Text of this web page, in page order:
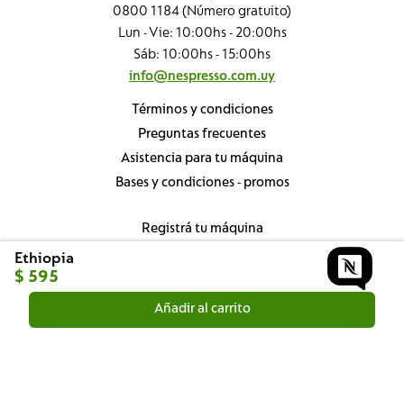
Ethiopia
$ 595
Añadir al carrito
0800 1184 (Número gratuito)
Lun - Vie: 10:00hs - 20:00hs
Sáb: 10:00hs - 15:00hs
info@nespresso.com.uy
Términos y condiciones
Preguntas frecuentes
Asistencia para tu máquina
Bases y condiciones - promos
Registrá tu máquina
¿Dónde está mi pedido?
Conocé nuestras boutiques